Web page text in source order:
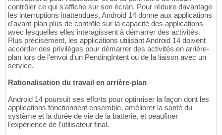
contrôler ce qui s'affiche sur son écran. Pour réduire davantage
les interruptions inattendues, Android 14 donne aux applications
d'avant-plan plus de contrôle sur la capacité des applications
avec lesquelles elles interagissent à démarrer des activités.
Plus précisément, les applications utilisant Android 14 doivent
accorder des privilèges pour démarrer des activités en arrière-
plan lors de l'envoi d'un PendingIntent ou de la liaison avec un
service.
Rationalisation du travail en arrière-plan
Android 14 poursuit ses efforts pour optimiser la façon dont les
applications fonctionnent ensemble, améliorer la santé du
système et la durée de vie de la batterie, et peaufiner
l'expérience de l'utilisateur final.